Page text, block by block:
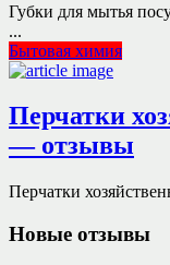
Губки для мытья
...
Бытовая химия
Перчатки
— отзывы
Перчатки
Новые отзывы